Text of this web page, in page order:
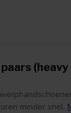
minder snel.